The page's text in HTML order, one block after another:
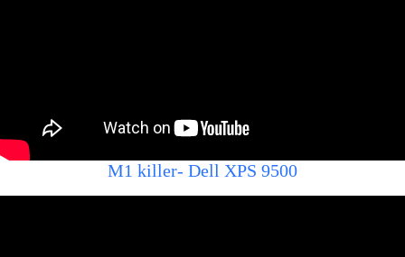
M1 killer- Dell XPS 9500